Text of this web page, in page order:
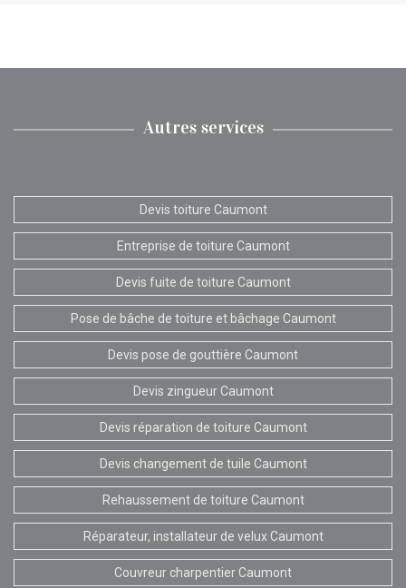
Autres services
Devis toiture Caumont
Entreprise de toiture Caumont
Devis fuite de toiture Caumont
Pose de bâche de toiture et bâchage Caumont
Devis pose de gouttière Caumont
Devis zingueur Caumont
Devis réparation de toiture Caumont
Devis changement de tuile Caumont
Rehaussement de toiture Caumont
Réparateur, installateur de velux Caumont
Couvreur charpentier Caumont